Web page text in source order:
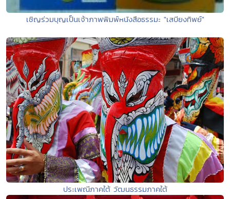
เชิญร่วมบุญเป็นเจ้าภาพพิมพ์หนังสือธรรมะ "เสบียงทิพย์"
ประเพณีภาคใต้ วัฒนธรรมภาคใต้